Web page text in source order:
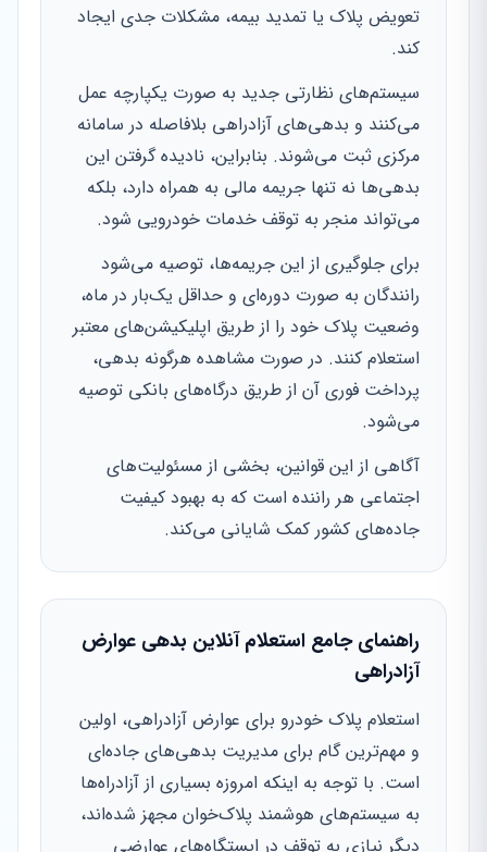
تعویض پلاک یا تمدید بیمه، مشکلات جدی ایجاد
کند.
سیستم‌های نظارتی جدید به صورت یکپارچه عمل
می‌کنند و بدهی‌های آزادراهی بلافاصله در سامانه
مرکزی ثبت می‌شوند. بنابراین، نادیده گرفتن این
بدهی‌ها نه تنها جریمه مالی به همراه دارد، بلکه
می‌تواند منجر به توقف خدمات خودرویی شود.
برای جلوگیری از این جریمه‌ها، توصیه می‌شود
رانندگان به صورت دوره‌ای و حداقل یک‌بار در ماه،
وضعیت پلاک خود را از طریق اپلیکیشن‌های معتبر
استعلام کنند. در صورت مشاهده هرگونه بدهی،
پرداخت فوری آن از طریق درگاه‌های بانکی توصیه
می‌شود.
آگاهی از این قوانین، بخشی از مسئولیت‌های
اجتماعی هر راننده است که به بهبود کیفیت
جاده‌های کشور کمک شایانی می‌کند.
راهنمای جامع استعلام آنلاین بدهی عوارض
آزادراهی
استعلام پلاک خودرو برای عوارض آزادراهی، اولین
و مهم‌ترین گام برای مدیریت بدهی‌های جاده‌ای
است. با توجه به اینکه امروزه بسیاری از آزادراه‌ها
به سیستم‌های هوشمند پلاک‌خوان مجهز شده‌اند،
دیگر نیازی به توقف در ایستگاه‌های عوارضی